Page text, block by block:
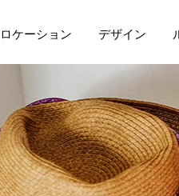
ロケーション デザイン